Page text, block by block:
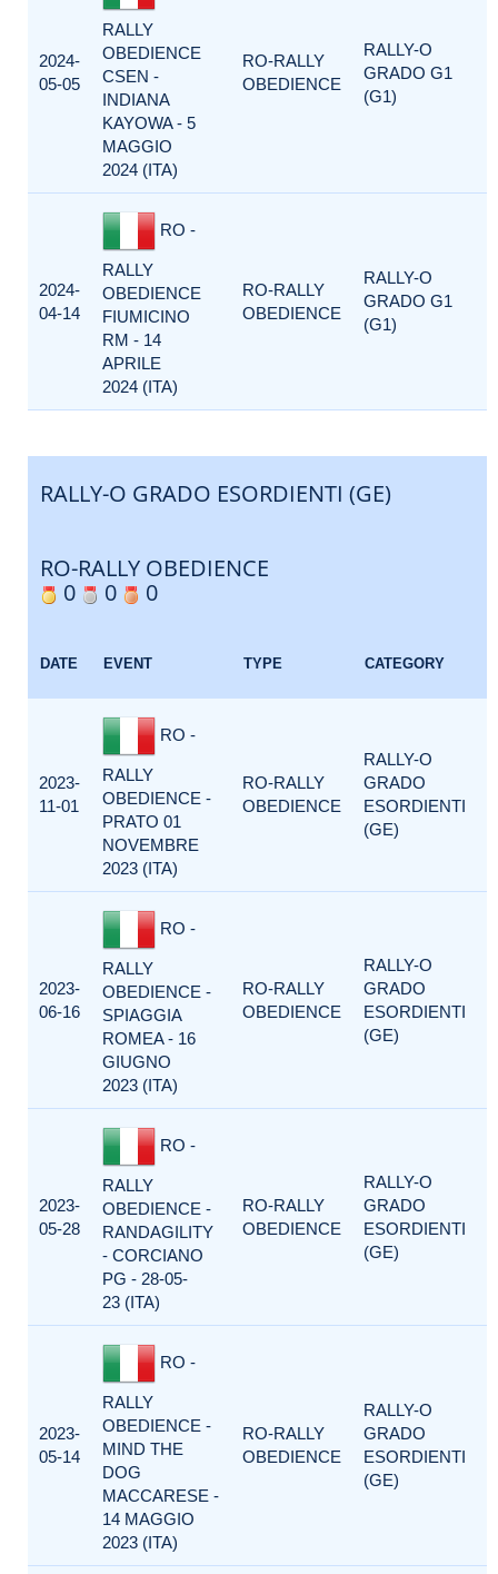
2024-
05-05
RALLY
OBEDIENCE
CSEN -
INDIANA
KAYOWA - 5
MAGGIO
2024 (ITA)
RO-RALLY
OBEDIENCE
RALLY-O
GRADO G1
(G1)
2024-
04-14
RO -
RALLY
OBEDIENCE
FIUMICINO
RM - 14
APRILE
2024 (ITA)
RO-RALLY
OBEDIENCE
RALLY-O
GRADO G1
(G1)
RALLY-O GRADO ESORDIENTI (GE)
RO-RALLY OBEDIENCE
0
0 0
DATE EVENT TYPE CATEGORY
2023-
11-01
RO -
RALLY
OBEDIENCE -
PRATO 01
NOVEMBRE
2023 (ITA)
RO-RALLY
OBEDIENCE
RALLY-O
GRADO
ESORDIENTI
(GE)
2023-
06-16
RO -
RALLY
OBEDIENCE -
SPIAGGIA
ROMEA - 16
GIUGNO
2023 (ITA)
RO-RALLY
OBEDIENCE
RALLY-O
GRADO
ESORDIENTI
(GE)
2023-
05-28
RO -
RALLY
OBEDIENCE -
RANDAGILITY
- CORCIANO
PG - 28-05-
23 (ITA)
RO-RALLY
OBEDIENCE
RALLY-O
GRADO
ESORDIENTI
(GE)
2023-
05-14
RO -
RALLY
OBEDIENCE -
MIND THE
DOG
MACCARESE -
14 MAGGIO
2023 (ITA)
RO-RALLY
OBEDIENCE
RALLY-O
GRADO
ESORDIENTI
(GE)